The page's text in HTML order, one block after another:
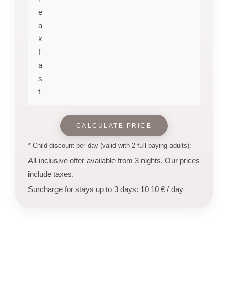
e
a
k
f
a
s
t
* Child discount per day (valid with 2 full-paying adults):
All-inclusive offer available from 3 nights. Our prices
include taxes.
Surcharge for stays up to 3 days: 10 10 € / day
CALCULATE PRICE